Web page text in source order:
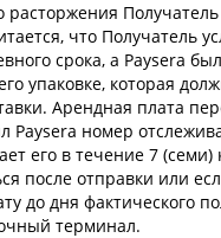
что Получатель
срока, а Paysera
которая
Арендная плата
Paysera номер
его в течение 7
после отправки или
до дня фактического
терминал.